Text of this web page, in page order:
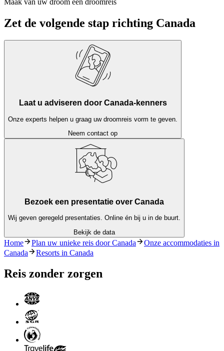
Zet de volgende stap richting Canada
Laat u adviseren door Canada-kenners
Onze experts helpen u graag uw droomreis vorm te geven.
Neem contact op
Bezoek een presentatie over Canada
Wij geven geregeld presentaties. Online én bij u in de buurt.
Bekijk de data
Home Plan uw unieke reis door Canada
Onze accommodaties in
Canada
Resorts in Canada
Reis zonder zorgen